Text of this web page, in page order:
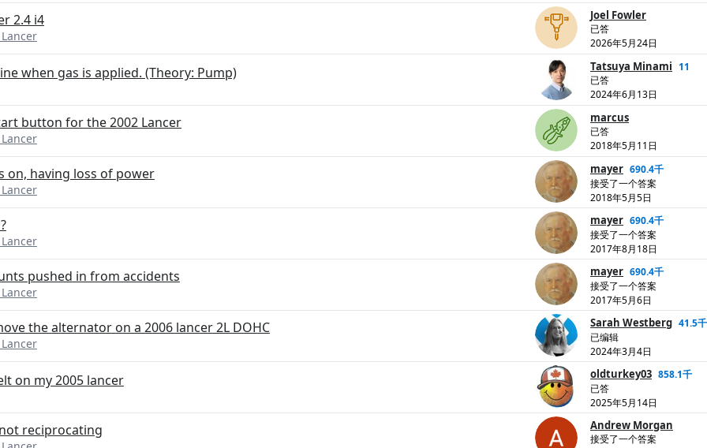
2.4 i4 Joel Fowler
已答
2026年5月24日
when gas is applied. (Theory: Pump) Tatsuya Minami 11
已答
2024年6月13日
button for the 2002 Lancer marcus
已答
2018年5月11日
on, having loss of power mayer 690.4千
接受了一个答案
2018年5月5日
mayer 690.4千
接受了一个答案
2017年8月18日
pushed in from accidents mayer 690.4千
接受了一个答案
2017年5月6日
the alternator on a 2006 lancer 2L DOHC Sarah Westberg 41.5千
已编辑
2024年3月4日
on my 2005 lancer oldturkey03 858.1千
已答
2025年5月14日
reciprocating Andrew Morgan
接受了一个答案